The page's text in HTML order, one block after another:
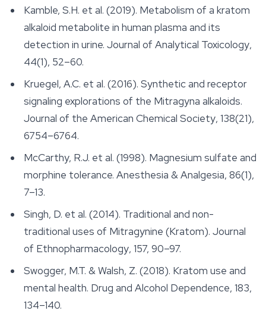
Kamble, S.H. et al. (2019). Metabolism of a kratom
alkaloid metabolite in human plasma and its
detection in urine. Journal of Analytical Toxicology,
44(1), 52–60.
Kruegel, A.C. et al. (2016). Synthetic and receptor
signaling explorations of the Mitragyna alkaloids.
Journal of the American Chemical Society, 138(21),
6754–6764.
McCarthy, R.J. et al. (1998). Magnesium sulfate and
morphine tolerance. Anesthesia & Analgesia, 86(1),
7–13.
Singh, D. et al. (2014). Traditional and non-
traditional uses of Mitragynine (Kratom). Journal
of Ethnopharmacology, 157, 90–97.
Swogger, M.T. & Walsh, Z. (2018). Kratom use and
mental health. Drug and Alcohol Dependence, 183,
134–140.